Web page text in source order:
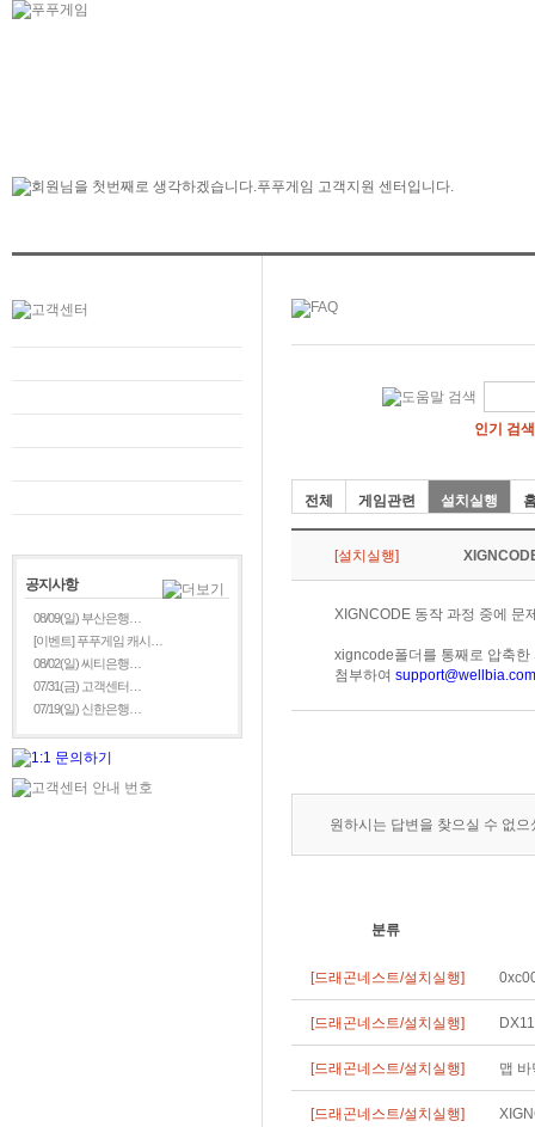
공지사항
08/09(일) 부산은행…
[이벤트] 푸푸게임 캐시…
08/02(일) 씨티은행…
07/31(금) 고객센터…
07/19(일) 신한은행…
인기 검
전체 게임관련 설치실행
[설치실행]
XIGNCODE 동작 과정 중에 문
xigncode폴더를 통째로 압축
첨부하여 support@wellbia.com
원하시는 답변을 찾으실 수 없
분류
[드래곤네스트/설치실행]
[드래곤네스트/설치실행]
[드래곤네스트/설치실행] 맵
[드래곤네스트/설치실행]